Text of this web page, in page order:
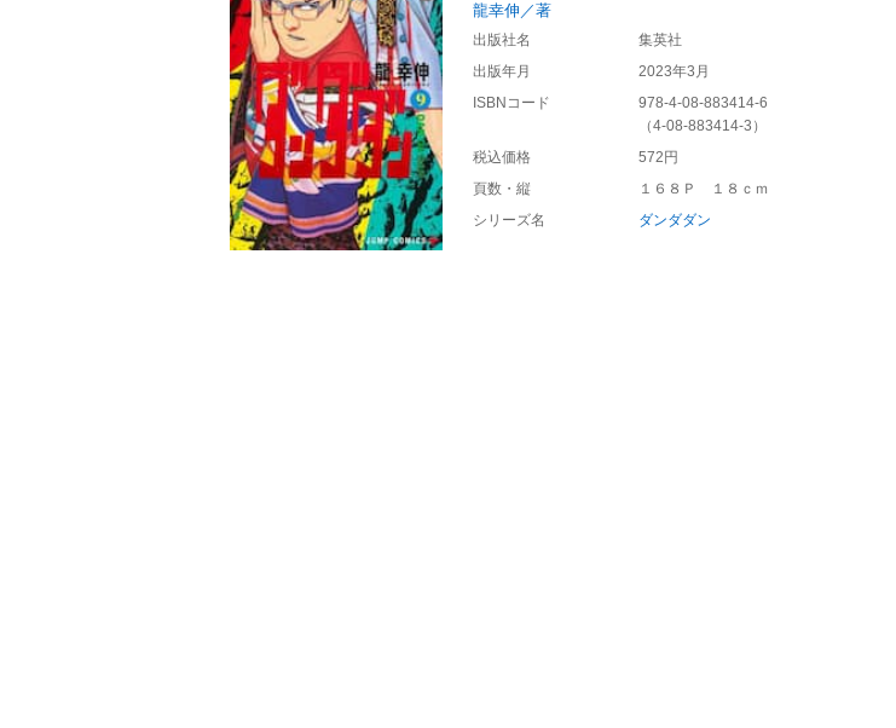
龍幸伸／著
出版社名
集英社
出版年月
2023年3月
ISBNコード
978-4-08-883414-6
（4-08-883414-3 ）
税込価格
572円
頁数・縦
１６８Ｐ １８ｃｍ
シリーズ名
ダンダダン